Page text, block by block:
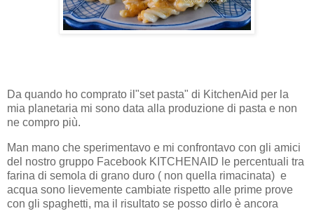
Da quando ho comprato il"set pasta" di KitchenAid per la
mia planetaria mi sono data alla produzione di pasta e non
ne compro più.
Man mano che sperimentavo e mi confrontavo con gli amici
del nostro gruppo Facebook KITCHENAID le percentuali tra
farina di semola di grano duro ( non quella rimacinata) e
acqua sono lievemente cambiate rispetto alle prime prove
con gli spaghetti, ma il risultato se posso dirlo è ancora